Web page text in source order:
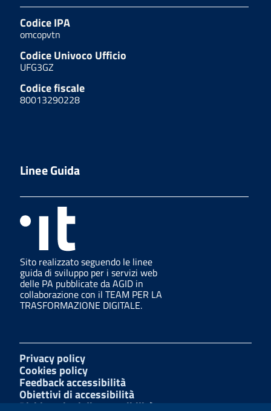
Codice IPA
omcopvtn
Codice Univoco Ufficio
UFG3GZ
Codice fiscale
80013290228
Linee Guida
Sito realizzato seguendo le linee
guida di sviluppo per i servizi web
delle PA pubblicate da AGID in
collaborazione con il TEAM PER LA
TRASFORMAZIONE DIGITALE.
Privacy policy
Cookies policy
Feedback accessibilità
Obiettivi di accessibilità
Dichiarazioni di accessibilità